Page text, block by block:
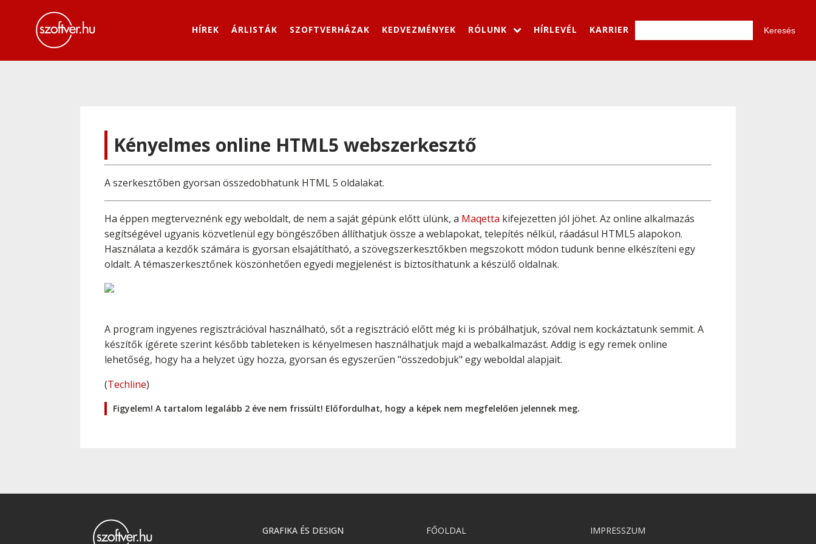
HÍREK ÁRLISTÁK SZOFTVERHÁZAK KEDVEZMÉNYEK RÓLUNK HÍRLEVÉL KARRIER
Kényelmes online HTML5 webszerkesztő
A szerkesztőben gyorsan összedobhatunk HTML 5 oldalakat.
Ha éppen megterveznénk egy weboldalt, de nem a saját gépünk előtt ülünk, a Maqetta kifejezetten jól jöhet. Az online alkalmazás
segítségével ugyanis közvetlenül egy böngészőben állíthatjuk össze a weblapokat, telepítés nélkül, ráadásul HTML5 alapokon.
Használata a kezdők számára is gyorsan elsajátítható, a szövegszerkesztőkben megszokott módon tudunk benne elkészíteni egy
oldalt. A témaszerkesztőnek köszönhetően egyedi megjelenést is biztosíthatunk a készülő oldalnak.
A program ingyenes regisztrációval használható, sőt a regisztráció előtt még ki is próbálhatjuk, szóval nem kockáztatunk semmit. A
készítők ígérete szerint később tableteken is kényelmesen használhatjuk majd a webalkalmazást. Addig is egy remek online
lehetőség, hogy ha a helyzet úgy hozza, gyorsan és egyszerűen "összedobjuk" egy weboldal alapjait.
(Techline)
Figyelem! A tartalom legalább 2 éve nem frissült! Előfordulhat, hogy a képek nem megfelelően jelennek meg.
GRAFIKA ÉS DESIGN FŐOLDAL IMPRESSZUM